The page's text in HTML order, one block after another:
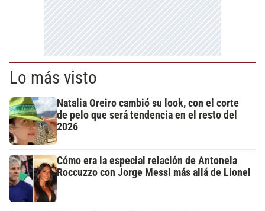
Lo más visto
Natalia Oreiro cambió su look, con el corte
de pelo que será tendencia en el resto del
2026
Cómo era la especial relación de Antonela
Roccuzzo con Jorge Messi más allá de Lionel